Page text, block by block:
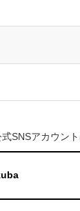
SNSアカウント